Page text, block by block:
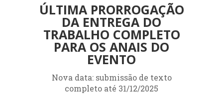
ÚLTIMA PRORROGAÇÃO
DA ENTREGA DO
TRABALHO COMPLETO
PARA OS ANAIS DO
EVENTO
Nova data: submissão de texto
completo até 31/12/2025